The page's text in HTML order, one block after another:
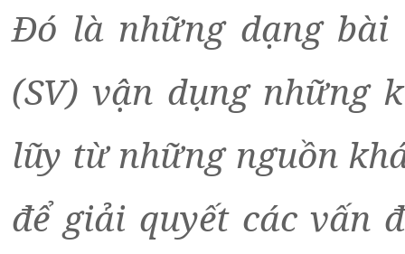
Đó là những dạng
(SV) vận dụng những
lũy từ những nguồn
để giải quyết các vấn